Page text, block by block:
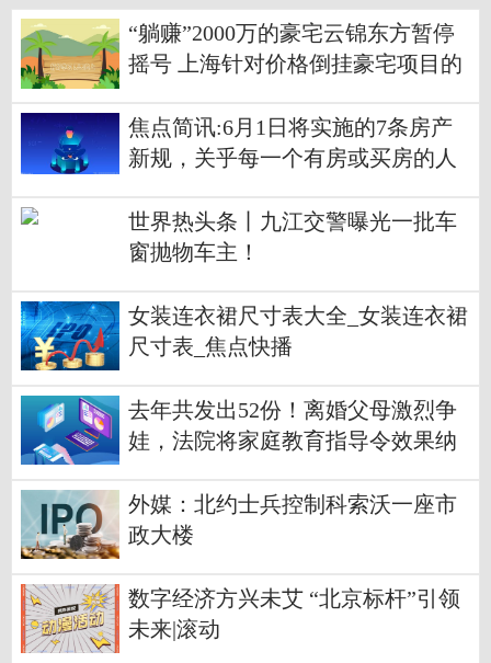
“躺赚”2000万的豪宅云锦东方暂停
摇号 上海针对价格倒挂豪宅项目的
焦点简讯:6月1日将实施的7条房产
新规，关乎每一个有房或买房的人
世界热头条丨九江交警曝光一批车
窗抛物车主！
女装连衣裙尺寸表大全_女装连衣裙
尺寸表_焦点快播
去年共发出52份！离婚父母激烈争
娃，法院将家庭教育指导令效果纳
外媒：北约士兵控制科索沃一座市
政大楼
数字经济方兴未艾 “北京标杆”引领
未来|滚动